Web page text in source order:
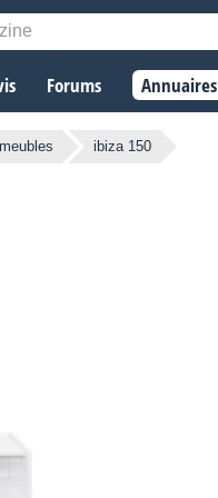
Forums Annuaires
ibiza 150